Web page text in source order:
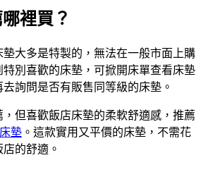
裡買？
大多是特製的，無法在一般市面上購
別喜歡的床墊，可掀開床單查看床墊
詢問是否有販售同等級的床墊。
但喜歡飯店床墊的柔軟舒適感，推薦
墊 。這款實用又平價的床墊，不需花
的舒適。